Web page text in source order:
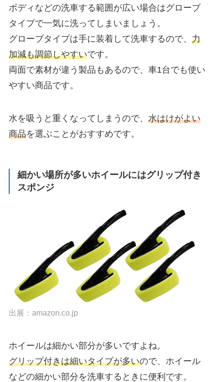
ボディなどの洗車する範囲が広い場合はグローブ
タイプで一気に洗ってしまいましょう。
グローブタイプは手に装着して洗車するので、 力
加減も調節しやすいです。
両面で素材が違う製品もあるので、車1台でも使い
やすい商品です。
水を吸うと重くなってしまうので、 水はけがよい
商品を選ぶことがおすすめです。
細かい場所が多いホイールにはグリップ付き
スポンジ
出展： amazon.co.jp
ホイールは細かい部分が多いですよね。
グリップ付きは細いタイプが多いので、ホイール
などの細かい部分を洗車するときに便利です。